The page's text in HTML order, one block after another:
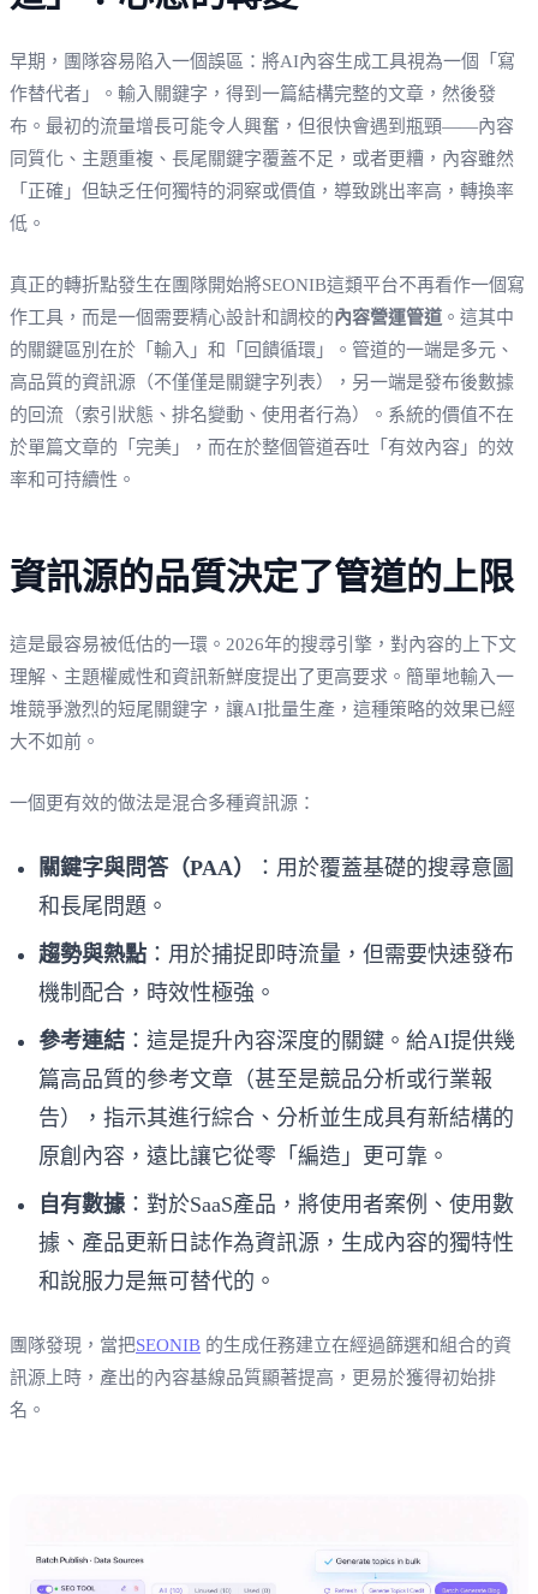
早期，團隊容易陷入一個誤區：將AI內容生成工具視為一個「寫
作替代者」。輸入關鍵字，得到一篇結構完整的文章，然後發
布。最初的流量增長可能令人興奮，但很快會遇到瓶頸——內容
同質化、主題重複、長尾關鍵字覆蓋不足，或者更糟，內容雖然
「正確」但缺乏任何獨特的洞察或價值，導致跳出率高，轉換率
低。
真正的轉折點發生在團隊開始將SEONIB這類平台不再看作一個寫
作工具，而是一個需要精心設計和調校的內容營運管道 。這其中
的關鍵區別在於「輸入」和「回饋循環」。管道的一端是多元、
高品質的資訊源（不僅僅是關鍵字列表），另一端是發布後數據
的回流（索引狀態、排名變動、使用者行為）。系統的價值不在
於單篇文章的「完美」，而在於整個管道吞吐「有效內容」的效
率和可持續性。
資訊源的品質決定了管道的上限
這是最容易被低估的一環。2026年的搜尋引擎，對內容的上下文
理解、主題權威性和資訊新鮮度提出了更高要求。簡單地輸入一
堆競爭激烈的短尾關鍵字，讓AI批量生產，這種策略的效果已經
大不如前。
一個更有效的做法是混合多種資訊源：
關鍵字與問答（PAA）
：用於覆蓋基礎的搜尋意圖
和長尾問題。
趨勢與熱點 ：用於捕捉即時流量，但需要快速發布
機制配合，時效性極強。
參考連結 ：這是提升內容深度的關鍵。給AI提供幾
篇高品質的參考文章（甚至是競品分析或行業報
告），指示其進行綜合、分析並生成具有新結構的
原創內容，遠比讓它從零「編造」更可靠。
自有數據 ：對於SaaS產品，將使用者案例、使用數
據、產品更新日誌作為資訊源，生成內容的獨特性
和說服力是無可替代的。
團隊發現，當把SEONIB 的生成任務建立在經過篩選和組合的資
訊源上時，產出的內容基線品質顯著提高，更易於獲得初始排
名。